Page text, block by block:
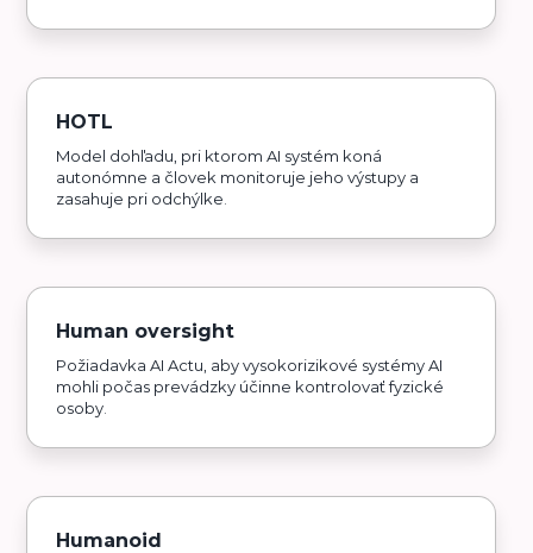
HOTL
Model dohľadu, pri ktorom AI systém koná
autonómne a človek monitoruje jeho výstupy a
zasahuje pri odchýlke.
Human oversight
Požiadavka AI Actu, aby vysokorizikové systémy AI
mohli počas prevádzky účinne kontrolovať fyzické
osoby.
Humanoid